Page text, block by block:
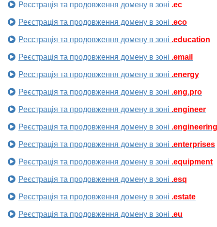
Реєстрація та продовження домену в зоні .ec
Реєстрація та продовження домену в зоні .eco
Реєстрація та продовження домену в зоні .education
Реєстрація та продовження домену в зоні .email
Реєстрація та продовження домену в зоні .energy
Реєстрація та продовження домену в зоні .eng.pro
Реєстрація та продовження домену в зоні .engineer
Реєстрація та продовження домену в зоні .engineering
Реєстрація та продовження домену в зоні .enterprises
Реєстрація та продовження домену в зоні .equipment
Реєстрація та продовження домену в зоні .esq
Реєстрація та продовження домену в зоні .estate
Реєстрація та продовження домену в зоні .eu